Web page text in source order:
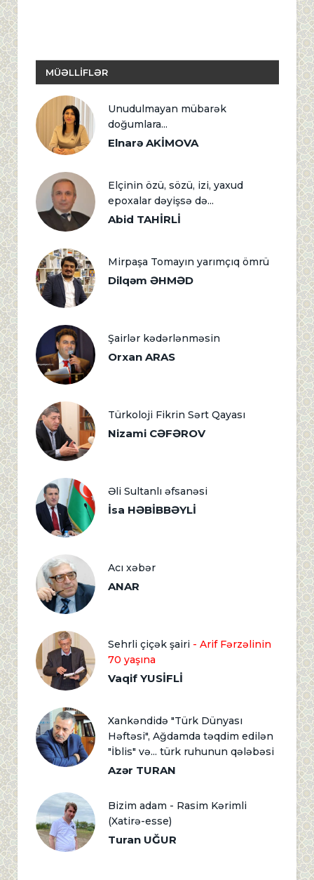
MÜƏLLİFLƏR
Unudulmayan mübarək
doğumlara...
Elnarə AKİMOVA
Elçinin özü, sözü, izi, yaxud
epoxalar dəyişsə də...
Abid TAHİRLİ
Mirpaşa Tomayın yarımçıq ömrü
Dilqəm ƏHMƏD
Şairlər kədərlənməsin
Orxan ARAS
Türkoloji Fikrin Sərt Qayası
Nizami CƏFƏROV
Əli Sultanlı əfsanəsi
İsa HƏBİBBƏYLİ
Acı xəbər
ANAR
Sehrli çiçək şairi - Arif Fərzəlinin
70 yaşına
Vaqif YUSİFLİ
Xankəndidə "Türk Dünyası
Həftəsi", Ağdamda təqdim edilən
"İblis" və... türk ruhunun qələbəsi
Azər TURAN
Bizim adam - Rasim Kərimli
(Xatirə-esse)
Turan UĞUR